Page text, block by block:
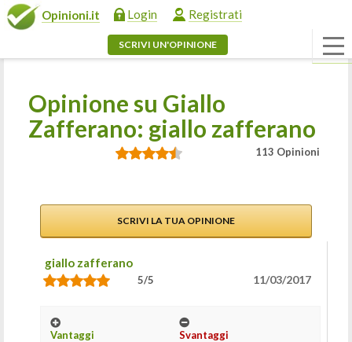
Opinioni.it Login Registrati
SCRIVI UN'OPINIONE
Opinione su Giallo
Zafferano: giallo zafferano
113 Opinioni
SCRIVI LA TUA OPINIONE
giallo zafferano
5/5 11/03/2017
Vantaggi
Svantaggi